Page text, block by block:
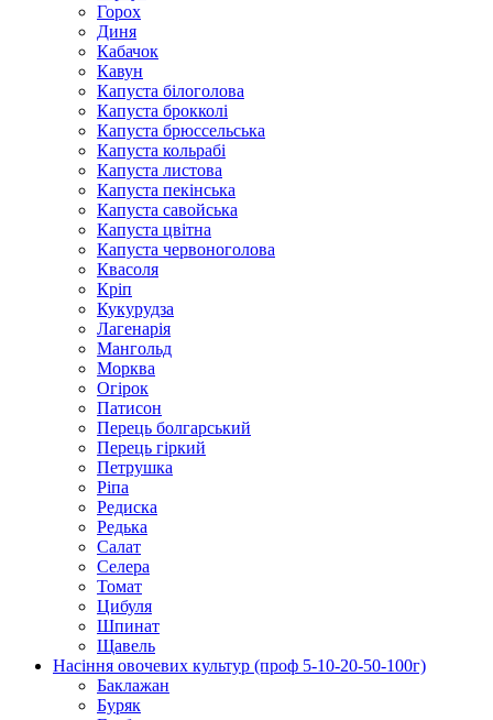
Горох
Диня
Кабачок
Кавун
Капуста білоголова
Капуста брокколі
Капуста брюссельська
Капуста кольрабі
Капуста листова
Капуста пекінська
Капуста савойська
Капуста цвітна
Капуста червоноголова
Квасоля
Кріп
Кукурудза
Лагенарія
Мангольд
Морква
Огірок
Патисон
Перець болгарський
Перець гіркий
Петрушка
Ріпа
Редиска
Редька
Салат
Селера
Томат
Цибуля
Шпинат
Щавель
Насіння овочевих культур (проф 5-10-20-50-100г)
Баклажан
Буряк